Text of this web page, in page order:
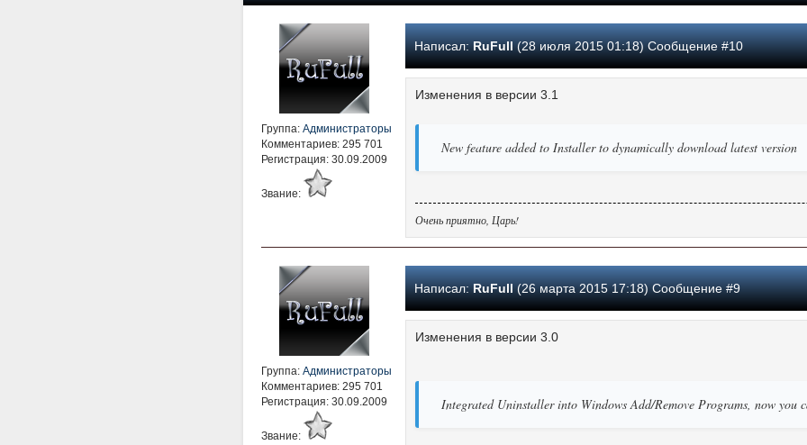
Группа: Администраторы
Комментариев: 295 701
Регистрация: 30.09.2009
Звание:
Написал: RuFull(28 июля 2015 01:18) Сообщение #10
Изменения в версии 3.1
New feature added to Installer to dynamically download latest version
Очень приятно, Царь!
Группа: Администраторы
Комментариев: 295 701
Регистрация: 30.09.2009
Звание:
Написал: RuFull(26 марта 2015 17:18) Сообщение #9
Изменения в версии 3.0
Integrated Uninstaller into Windows Add/Remove Programs, now you